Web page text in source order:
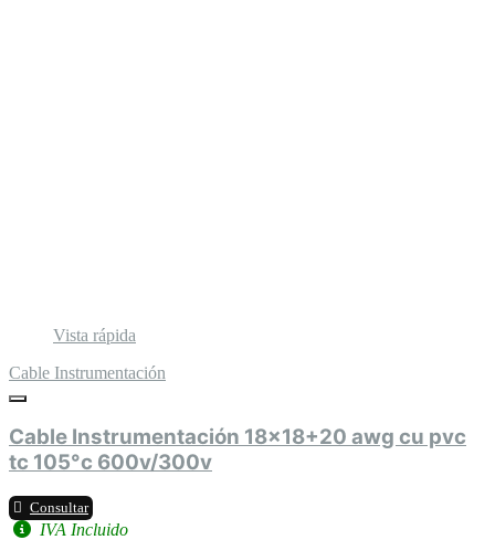
Vista rápida
Cable Instrumentación
Cable Instrumentación 18x18+20 awg cu pvc
tc 105°c 600v/300v
Consultar
IVA Incluido